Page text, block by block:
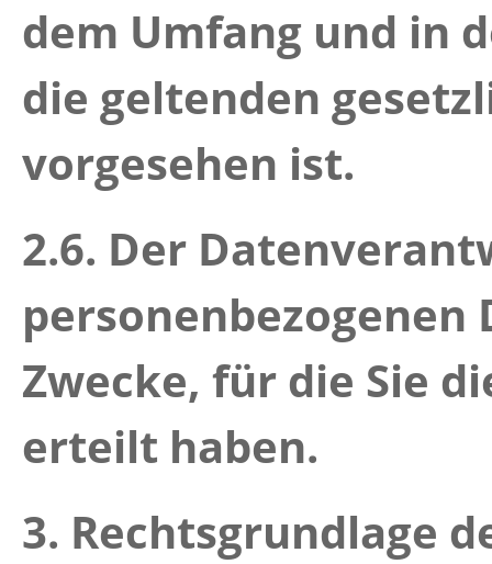
dem Umfang und in
die geltenden
vorgesehen ist.
2.6. Der
Zwecke, für die Sie
erteilt haben.
3. Rechtsgrundlage